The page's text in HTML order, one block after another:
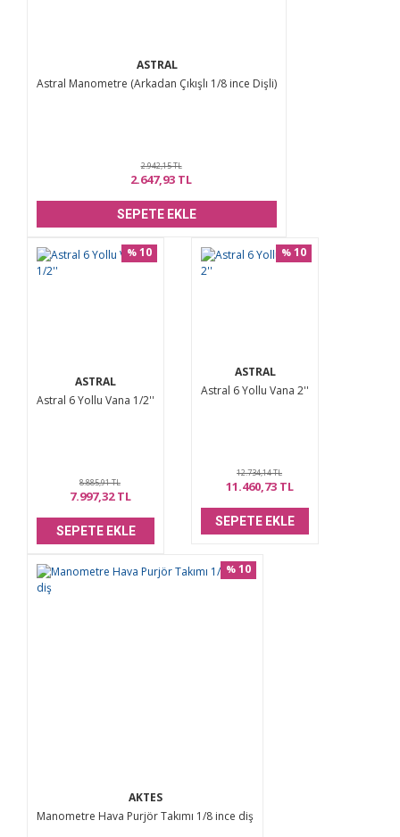
ASTRAL
Astral Manometre (Arkadan Çıkışlı 1/8 ince Dişli)
2.942,15 TL
2.647,93 TL
SEPETE EKLE
ASTRAL
Astral 6 Yollu Vana 1/2''
% 10
8.885,91 TL
7.997,32 TL
SEPETE EKLE
ASTRAL
Astral 6 Yollu Vana 2''
% 10
12.734,14 TL
11.460,73 TL
SEPETE EKLE
AKTES
Manometre Hava Purjör Takımı 1/8 ince diş
% 10